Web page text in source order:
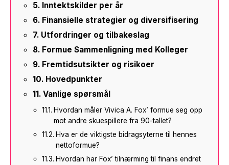
Inntektskilder per år
Finansielle strategier og diversifisering
Utfordringer og tilbakeslag
Formue Sammenligning med Kolleger
Fremtidsutsikter og risikoer
Hovedpunkter
Vanlige spørsmål
Hvordan måler Vivica A. Fox’ formue seg opp
mot andre skuespillere fra 90-tallet?
Hva er de viktigste bidragsyterne til hennes
nettoformue?
Hvordan har Fox’ tilnærming til finans endret